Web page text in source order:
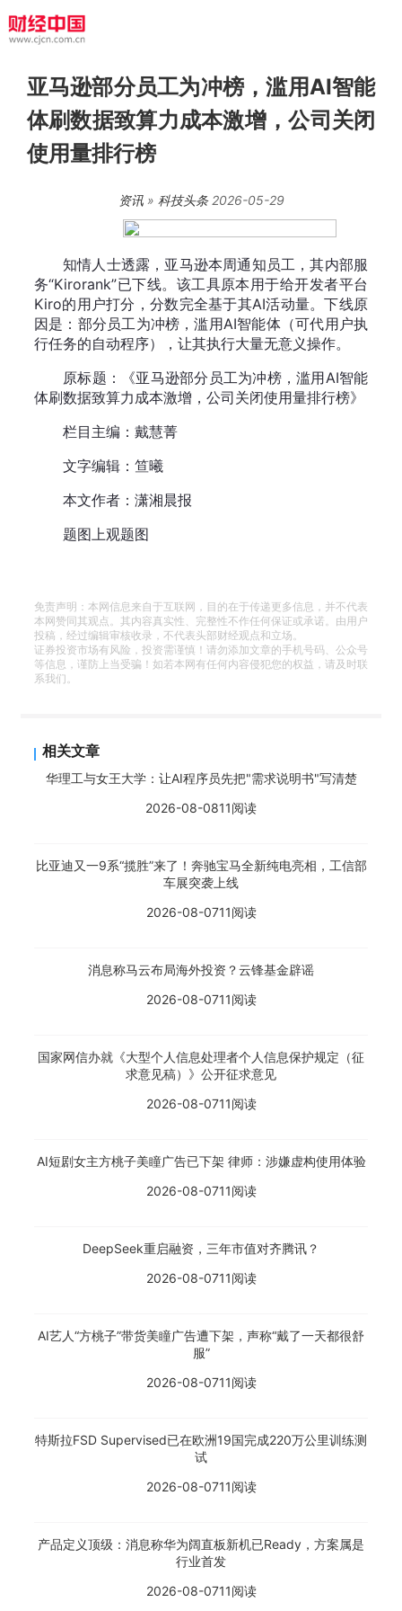
亚马逊部分员工为冲榜，滥用AI智能
体刷数据致算力成本激增，公司关闭
使用量排行榜
资讯» 科技头条2026-05-29
知情人士透露，亚马逊本周通知员工，其内部服
务“Kirorank”已下线。该工具原本用于给开发者平台
Kiro的用户打分，分数完全基于其AI活动量。下线原
因是：部分员工为冲榜，滥用AI智能体（可代用户执
行任务的自动程序），让其执行大量无意义操作。
原标题：《亚马逊部分员工为冲榜，滥用AI智能
体刷数据致算力成本激增，公司关闭使用量排行榜》
栏目主编：戴慧菁
文字编辑：笪曦
本文作者：潇湘晨报
题图上观题图
免责声明：本网信息来自于互联网，目的在于传递更多信息，并不代表
本网赞同其观点。其内容真实性、完整性不作任何保证或承诺。由用户
投稿，经过编辑审核收录，不代表头部财经观点和立场。
证券投资市场有风险，投资需谨慎！请勿添加文章的手机号码、公众号
等信息，谨防上当受骗！如若本网有任何内容侵犯您的权益，请及时联
系我们。
相关文章
华理工与女王大学：让AI程序员先把"需求说明书"写清楚
2026-08-0811阅读
比亚迪又一9系“揽胜”来了！奔驰宝马全新纯电亮相，工信部
车展突袭上线
2026-08-0711阅读
消息称马云布局海外投资？云锋基金辟谣
2026-08-0711阅读
国家网信办就《大型个人信息处理者个人信息保护规定（征
求意见稿）》公开征求意见
2026-08-0711阅读
AI短剧女主方桃子美瞳广告已下架 律师：涉嫌虚构使用体验
2026-08-0711阅读
DeepSeek重启融资，三年市值对齐腾讯？
2026-08-0711阅读
AI艺人“方桃子”带货美瞳广告遭下架，声称“戴了一天都很舒
服”
2026-08-0711阅读
特斯拉FSD Supervised已在欧洲19国完成220万公里训练测
试
2026-08-0711阅读
产品定义顶级：消息称华为阔直板新机已Ready，方案属是
行业首发
2026-08-0711阅读